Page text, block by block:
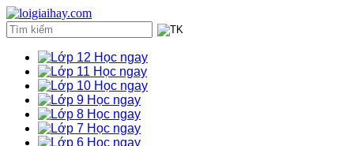
Học ngay
Học ngay
Học ngay
Học ngay
Học ngay
Học ngay
Học ngay